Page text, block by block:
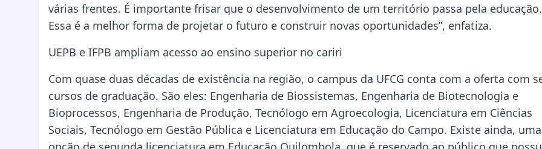
várias frentes. É importante frisar que o desenvolvimento de um território passa pela educação.
Essa é a melhor forma de projetar o futuro e construir novas oportunidades”, enfatiza.
UEPB e IFPB ampliam acesso ao ensino superior no cariri
Com quase duas décadas de existência na região, o campus da UFCG conta com a oferta com
cursos de graduação. São eles: Engenharia de Biossistemas, Engenharia de Biotecnologia e
Bioprocessos, Engenharia de Produção, Tecnólogo em Agroecologia, Licenciatura em Ciências
Sociais, Tecnólogo em Gestão Pública e Licenciatura em Educação do Campo. Existe ainda, uma